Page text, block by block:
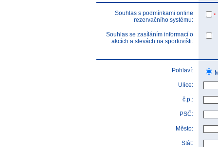
Souhlas s podmínkami online
rezervačního systému:
*
Souhlas se zasíláním informací o
akcích a slevách na sportovišti:
Pohlaví:
Ulice:
č.p.:
PSČ:
Město:
Stát: